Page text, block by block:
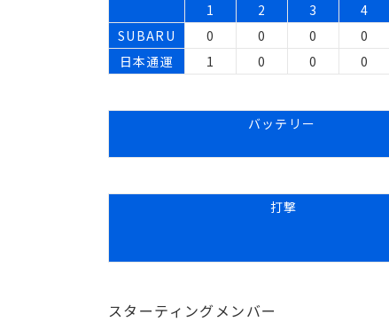
1
2 3 4
SUBARU
0 0 0 0
日本通運
1 0 0 0
バッテリー
打撃
スターティングメンバー